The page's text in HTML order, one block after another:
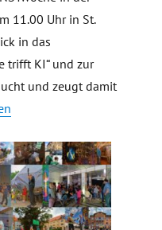
11.00 Uhr in St.
in das
trifft KI“ und zur
und zeugt damit
Einladung